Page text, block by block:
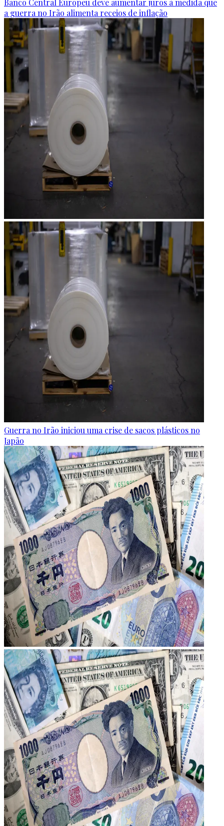
Banco Central Europeu deve aumentar juros à medida que
a guerra no Irão alimenta receios de inflação
Guerra no Irão iniciou uma crise de sacos plásticos no
Japão